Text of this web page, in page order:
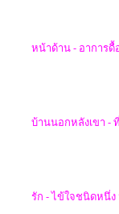
หน้าด้าน - อาการ
บ้านนอกหลังเขา -
รัก - ไข้ใจชนิดหนึ่